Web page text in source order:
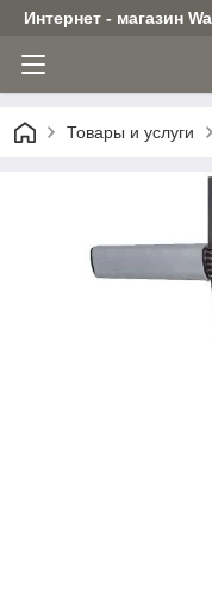
Интернет - магазин
Товары и услуги